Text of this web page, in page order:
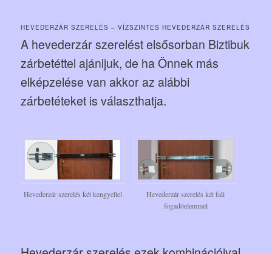
HEVEDERZÁR SZERELÉS – VÍZSZINTES HEVEDERZÁR SZERELÉS
A hevederzár szerelést elsősorban Biztibuk
zárbetéttel ajánljuk, de ha Önnek más
elképzelése van akkor az alábbi
zárbetéteket is választhatja.
Hevederzár szerelés két kengyellel
Hevederzár szerelés két fali
fogadóelemmel